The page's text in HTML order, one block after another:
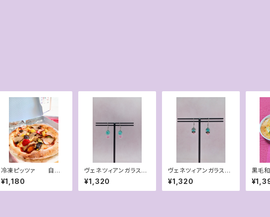
冷凍ピッツァ 自家
製ベーコンとグリル野
菜のピッツァ
¥1,180
ヴェネツィアンガラス
ミルフィオリサージカル
ステンレスピアス
¥1,320
ヴェネツィアンガラス
ミルフィオリサージカル
ステンレスピアス
¥1,320
黒毛